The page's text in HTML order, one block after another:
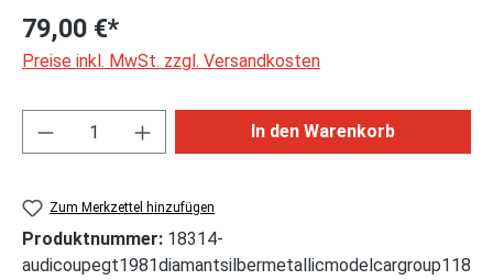
79,00 €*
Preise inkl. MwSt. zzgl. Versandkosten
Produkt Anzahl: Gib den gewünschten
In den Warenkorb
Zum Merkzettel hinzufügen
Produktnummer: 18314-
audicoupegt1981diamantsilbermetallicmodelcargroup118